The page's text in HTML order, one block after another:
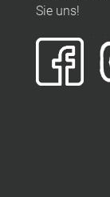
Sie uns!